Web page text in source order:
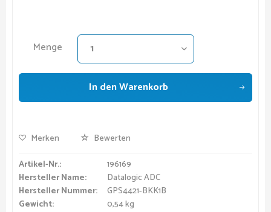
Menge
In denWarenkorb
Merken
Bewerten
Artikel-Nr.:
196169
Hersteller Name:
Datalogic ADC
Hersteller Nummer:
GPS4421-BKK1B
Gewicht:
0,54 kg